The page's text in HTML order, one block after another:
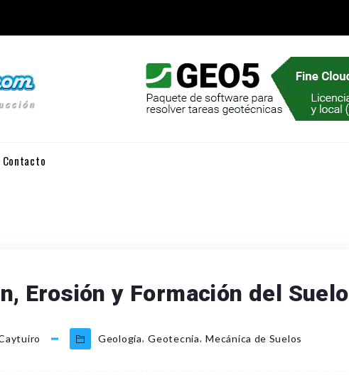
Contacto
Erosión y Formación del Suelo
Geología, Geotecnia, Mecánica de Suelos